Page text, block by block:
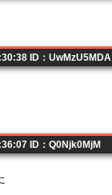
ID：UwMzU5MDA
ID：Q0Njk0MjM